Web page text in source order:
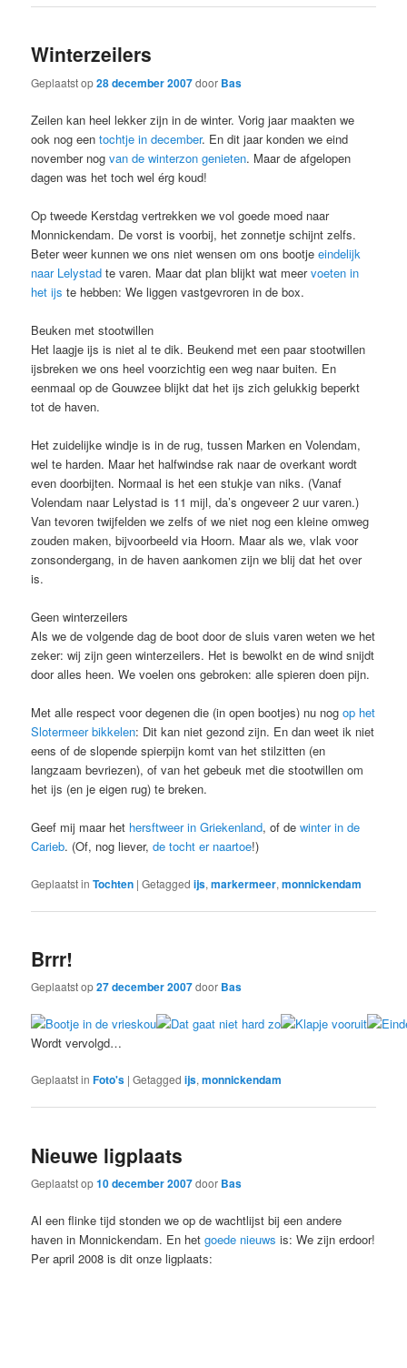
Winterzeilers
Geplaatst op28 december 2007door Bas
Zeilen kan heel lekker zijn in de winter. Vorig jaar maakten we
ook nog eentochtje in december. En dit jaar konden we eind
november nogvan de winterzon genieten. Maar de afgelopen
dagen was het toch wel érg koud!
Op tweede Kerstdag vertrekken we vol goede moed naar
Monnickendam. De vorst is voorbij, het zonnetje schijnt zelfs.
Beter weer kunnen we ons niet wensen om ons bootjeeindelijk
naar Lelystad te varen. Maar dat plan blijkt wat meervoeten in
het ijs te hebben: We liggen vastgevroren in de box.
Beuken met stootwillen
Het laagje ijs is niet al te dik. Beukend met een paar stootwillen
ijsbreken we ons heel voorzichtig een weg naar buiten. En
eenmaal op de Gouwzee blijkt dat het ijs zich gelukkig beperkt
tot de haven.
Het zuidelijke windje is in de rug, tussen Marken en Volendam,
wel te harden. Maar het halfwindse rak naar de overkant wordt
even doorbijten. Normaal is het een stukje van niks. (Vanaf
Volendam naar Lelystad is 11 mijl, da’s ongeveer 2 uur varen.)
Van tevoren twijfelden we zelfs of we niet nog een kleine omweg
zouden maken, bijvoorbeeld via Hoorn. Maar als we, vlak voor
zonsondergang, in de haven aankomen zijn we blij dat het over
is.
Geen winterzeilers
Als we de volgende dag de boot door de sluis varen weten we het
zeker: wij zijn geen winterzeilers. Het is bewolkt en de wind snijdt
door alles heen. We voelen ons gebroken: alle spieren doen pijn.
Met alle respect voor degenen die (in open bootjes) nu nogop het
Slotermeer bikkelen: Dit kan niet gezond zijn. En dan weet ik niet
eens of de slopende spierpijn komt van het stilzitten (en
langzaam bevriezen), of van het gebeuk met die stootwillen om
het ijs (en je eigen rug) te breken.
Geef mij maar het hersftweer in Griekenland, of dewinter in de
Carieb. (Of, nog liever,de tocht er naartoe!)
Geplaatst in Tochten |Getagged ijs,markermeer,monnickendam
Brrr!
Geplaatst op27 december 2007door Bas
Wordt vervolgd…
Geplaatst in Foto's |Getagged ijs,monnickendam
Nieuwe ligplaats
Geplaatst op10 december 2007door Bas
Al een flinke tijd stonden we op de wachtlijst bij een andere
haven in Monnickendam. En hetgoede nieuws is: We zijn erdoor!
Per april 2008 is dit onze ligplaats: